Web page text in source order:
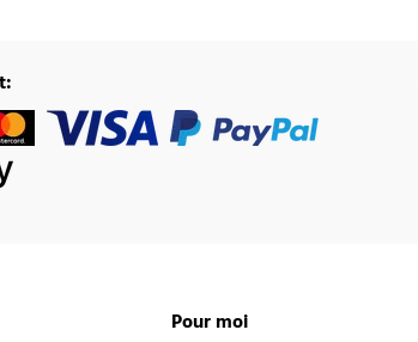
Pour moi